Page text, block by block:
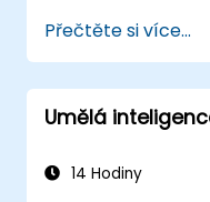
Využívat
uživatelského
a výkon
Přečtěte si více...
Umělá
14 Hodiny